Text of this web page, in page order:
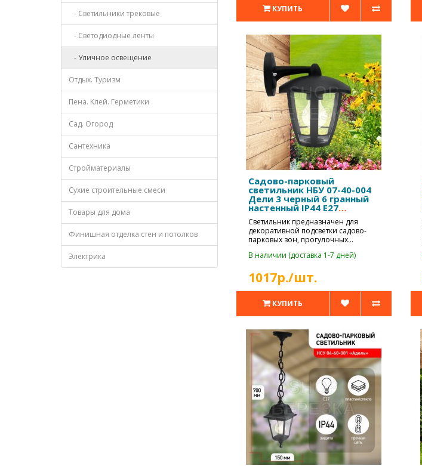
- Светильники трековые
- Светодиодные ленты
- Уличное освещение
Отдых. Туризм
Пена. Клей. Герметики
Сад. Огород
Сантехника
Стройматериалы
Сухие строительные смеси
Товары для дома
Финишная отделка стен и потолков
Электрика
КУПИТЬ
Садово-парковый
светильник НБУ 07-40-004
Дели 3 черный 6 гранный
настенный IP44 Е27
max40Вт
Светильник предназначен для
декоративной подсветки садово-
парковых зон, прогулочных
В наличии (доставка 1-7 дней)
1017р./шт.
КУПИТЬ